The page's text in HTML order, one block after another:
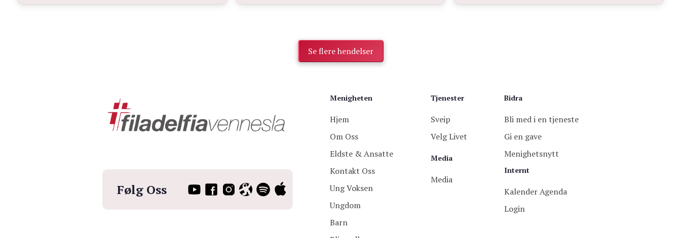
Se flere hendelser
Følg Oss
Menigheten
Hjem
Om Oss
Eldste & Ansatte
Kontakt Oss
Ung Voksen
Ungdom
Barn
Tjenester
Sveip
Velg Livet
Media
Media
Bidra
Bli med i en tjeneste
Gi en gave
Menighetsnytt
Internt
Kalender Agenda
Login